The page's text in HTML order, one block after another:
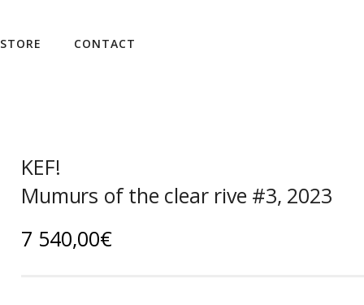
STORE CONTACT
KEF!
Mumurs of the clear rive #3, 2023
7 540,00€